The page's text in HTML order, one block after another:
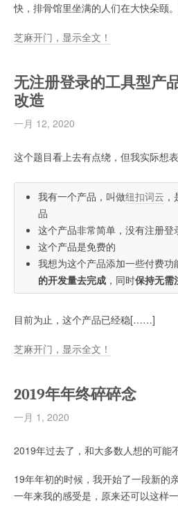
快，排骨馆里坐满的人们在大快朵
芝麻开门，显示全文！
无注册登录的工具型产
改造
一月 12, 2020
这个题目看上去有点绕，但我实际想
我有一个产品，叫做纽扣词云
品
这个产品非常简单，没有注册登
这个产品是免费的
我想为这个产品添加一些付费功
的开发量去完成，同时保持无需
目前为止，这个产品已经稳[……]
芝麻开门，显示全文！
2019年年终碎碎念
一月 1, 2020
2019年过去了，和大多数人想的可能
19年年初的时候，我开始了一段新
一年来我的感受是，原来还可以这样